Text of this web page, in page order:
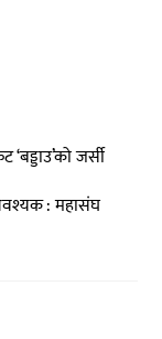
जर्सी
: महासंघ